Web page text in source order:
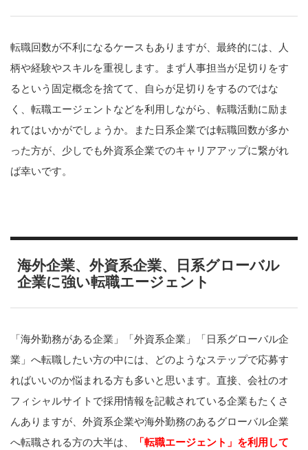
転職回数が不利になるケースもありますが、最終的には、人
柄や経験やスキルを重視します。まず人事担当が足切りをす
るという固定概念を捨てて、自らが足切りをするのではな
く、転職エージェントなどを利用しながら、転職活動に励ま
れてはいかがでしょうか。また日系企業では転職回数が多か
った方が、少しでも外資系企業でのキャリアアップに繋がれ
ば幸いです。
海外企業、外資系企業、日系グローバル
企業に強い転職エージェント
「海外勤務がある企業」「外資系企業」「日系グローバル企
業」へ転職したい方の中には、どのようなステップで応募す
ればいいのか悩まれる方も多いと思います。直接、会社のオ
フィシャルサイトで採用情報を記載されている企業もたくさ
んありますが、外資系企業や海外勤務のあるグローバル企業
へ転職される方の大半は、
「転職エージェント」を利用して